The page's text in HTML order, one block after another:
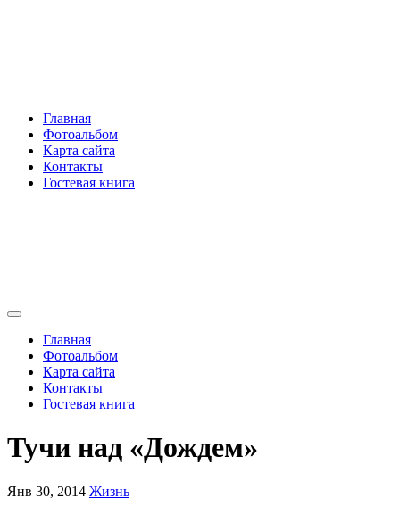
Главная
Фотоальбом
Карта сайта
Контакты
Гостевая книга
Главная
Фотоальбом
Карта сайта
Контакты
Гостевая книга
Тучи над «Дождем»
Янв 30, 2014 Жизнь